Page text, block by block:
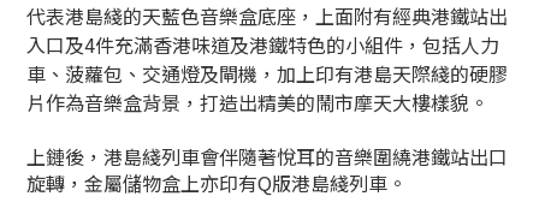
代表港島綫的天藍色音樂盒底座，上面附有經典港鐵站出
入口及4件充滿香港味道及港鐵特色的小組件，包括人力
車、菠蘿包、交通燈及閘機，加上印有港島天際綫的硬膠
片作為音樂盒背景，打造出精美的鬧市摩天大樓樣貌。
上鏈後，港島綫列車會伴隨著悅耳的音樂圍繞港鐵站出口
旋轉，金屬儲物盒上亦印有Q版港島綫列車。